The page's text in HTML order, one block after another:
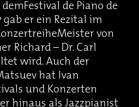
de Piano de
gab er ein Rezital im
von
Richard – Dr. Carl
wird. Auch der
hat Ivan
und Konzerten
hinaus als Jazzpianist